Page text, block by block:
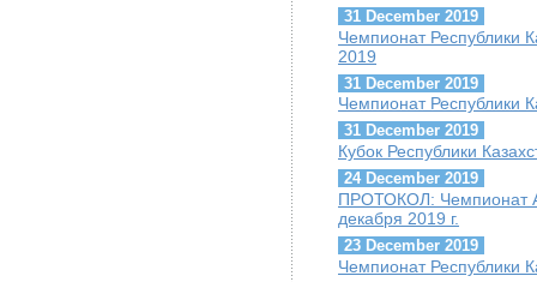
31 December 2019
Чемпионат Республики
2019
31 December 2019
Чемпионат Республики
31 December 2019
Кубок Республики
24 December 2019
ПРОТОКОЛ: Чемпионат
декабря 2019 г.
23 December 2019
Чемпионат Республики